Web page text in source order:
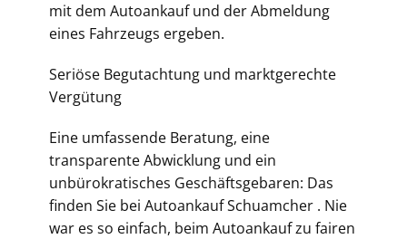
mit dem Autoankauf und der Abmeldung
eines Fahrzeugs ergeben.
Seriöse Begutachtung und marktgerechte
Vergütung
Eine umfassende Beratung, eine
transparente Abwicklung und ein
unbürokratisches Geschäftsgebaren: Das
finden Sie bei Autoankauf Schuamcher . Nie
war es so einfach, beim Autoankauf zu fairen